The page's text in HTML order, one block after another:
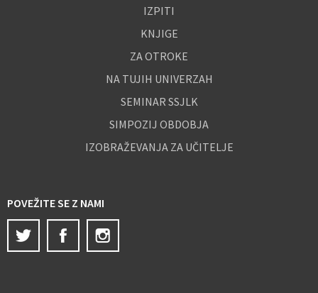
IZPITI
KNJIGE
ZA OTROKE
NA TUJIH UNIVERZAH
SEMINAR SSJLK
SIMPOZIJ OBDOBJA
IZOBRAŽEVANJA ZA UČITELJE
POVEŽITE SE Z NAMI
Twitter
Facebook